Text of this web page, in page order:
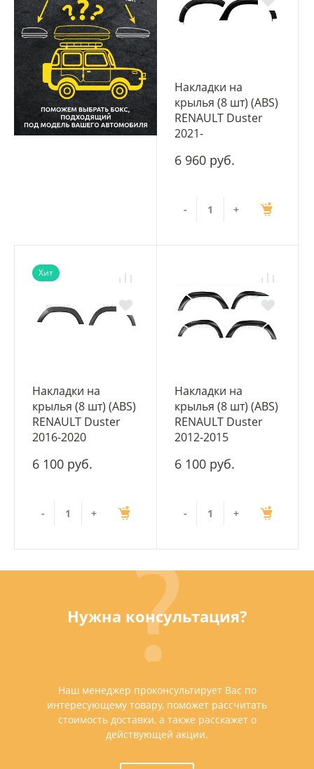
Накладки на
крылья (8 шт) (ABS)
RENAULT Duster
2021-
6 960 руб.
- +
Хит
Накладки на
крылья (8 шт) (ABS)
RENAULT Duster
2016-2020
6 100 руб.
- +
Накладки на
крылья (8 шт) (ABS)
RENAULT Duster
2012-2015
6 100 руб.
- +
Нужна консультация?
Наш менеджер проконсультирует Вас по
интересующему товару, поможет рассчитать
стоимость доставки, а также расскажет о
действующей акции.